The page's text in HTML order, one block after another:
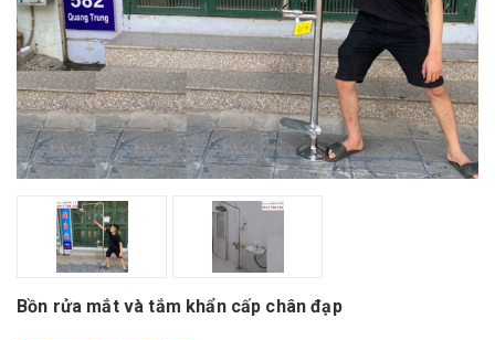
Bồn rửa mắt và tắm khẩn cấp chân đạp